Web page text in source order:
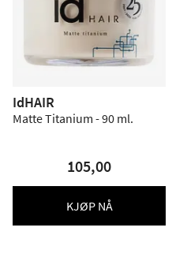
IdHAIR
Matte Titanium - 90 ml.
105,00
KJØP NÅ